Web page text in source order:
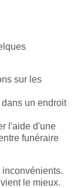
sur les
un endroit
l'aide d'une
funéraire
inconvénients.
le mieux.